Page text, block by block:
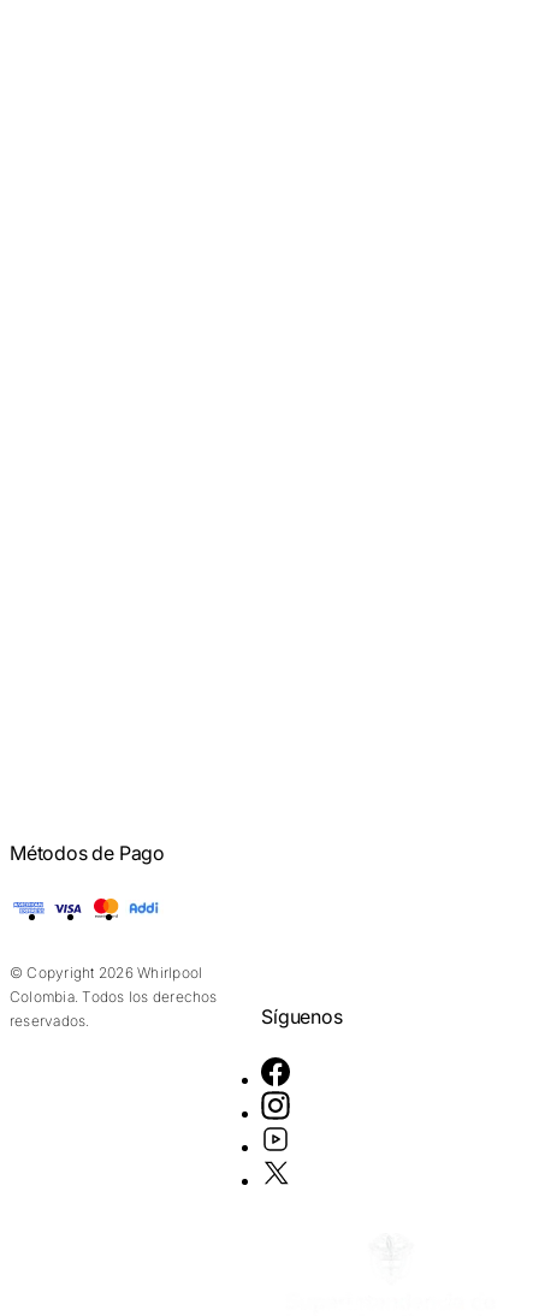
Métodos de Pago
American Express
Visa Mastercard
© Copyright 2026 Whirlpool
Colombia. Todos los derechos
reservados.
Síguenos